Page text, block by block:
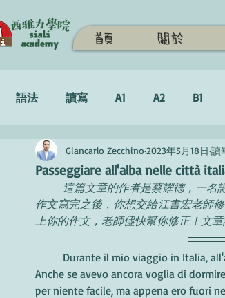
首頁 關於
語法 讀寫 A1 A2 B1
學習策略
Passeggiare all'alba nelle città
Giancarlo Zecchino 2023年5月18日 讀
這篇文章的作者是蔡耀德，一名
作文寫完之後，你想交給江書宏老師
上你的作文，老師儘快幫你修正！ 文
Durante il mio viaggio in Italia,
Anche se avevo ancora voglia di
per niente facile, ma appena ero fuori